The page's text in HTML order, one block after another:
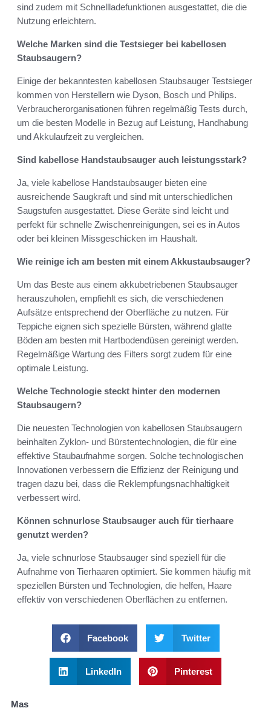
sind zudem mit Schnellladefunktionen ausgestattet, die die
Nutzung erleichtern.
Welche Marken sind die Testsieger bei kabellosen
Staubsaugern?
Einige der bekanntesten kabellosen Staubsauger Testsieger
kommen von Herstellern wie Dyson, Bosch und Philips.
Verbraucherorganisationen führen regelmäßig Tests durch,
um die besten Modelle in Bezug auf Leistung, Handhabung
und Akkulaufzeit zu vergleichen.
Sind kabellose Handstaubsauger auch leistungsstark?
Ja, viele kabellose Handstaubsauger bieten eine
ausreichende Saugkraft und sind mit unterschiedlichen
Saugstufen ausgestattet. Diese Geräte sind leicht und
perfekt für schnelle Zwischenreinigungen, sei es in Autos
oder bei kleinen Missgeschicken im Haushalt.
Wie reinige ich am besten mit einem Akkustaubsauger?
Um das Beste aus einem akkubetriebenen Staubsauger
herauszuholen, empfiehlt es sich, die verschiedenen
Aufsätze entsprechend der Oberfläche zu nutzen. Für
Teppiche eignen sich spezielle Bürsten, während glatte
Böden am besten mit Hartbodendüsen gereinigt werden.
Regelmäßige Wartung des Filters sorgt zudem für eine
optimale Leistung.
Welche Technologie steckt hinter den modernen
Staubsaugern?
Die neuesten Technologien von kabellosen Staubsaugern
beinhalten Zyklon- und Bürstentechnologien, die für eine
effektive Staubaufnahme sorgen. Solche technologischen
Innovationen verbessern die Effizienz der Reinigung und
tragen dazu bei, dass die Reklempfungsnachhaltigkeit
verbessert wird.
Können schnurlose Staubsauger auch für tierhaare
genutzt werden?
Ja, viele schnurlose Staubsauger sind speziell für die
Aufnahme von Tierhaaren optimiert. Sie kommen häufig mit
speziellen Bürsten und Technologien, die helfen, Haare
effektiv von verschiedenen Oberflächen zu entfernen.
Facebook Twitter
LinkedIn Pinterest
Mas